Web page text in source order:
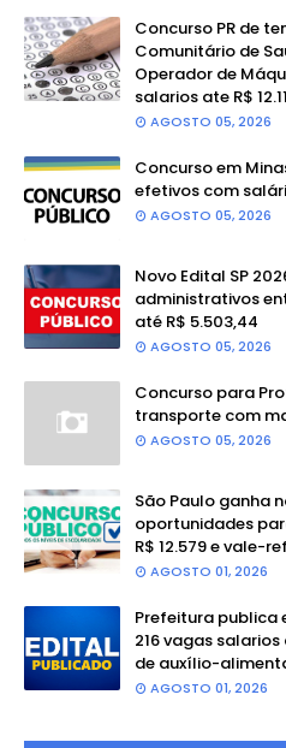
Concurso PR de
Comunitário de
Operador de
salarios ate R$
AGOSTO 05, 2026
Concurso em
efetivos com
AGOSTO 05, 2026
Novo Edital SP
administrativos
até R$ 5.503,44
AGOSTO 05, 2026
Concurso para
transporte com
AGOSTO 05, 2026
São Paulo ganha
oportunidades
R$ 12.579 e vale-
AGOSTO 01, 2026
Prefeitura publica
216 vagas salarios
de auxílio-
AGOSTO 01, 2026